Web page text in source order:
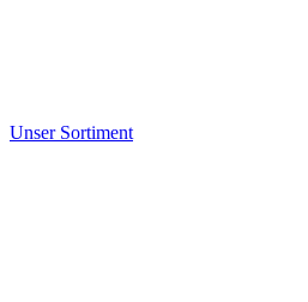
Unser Sortiment